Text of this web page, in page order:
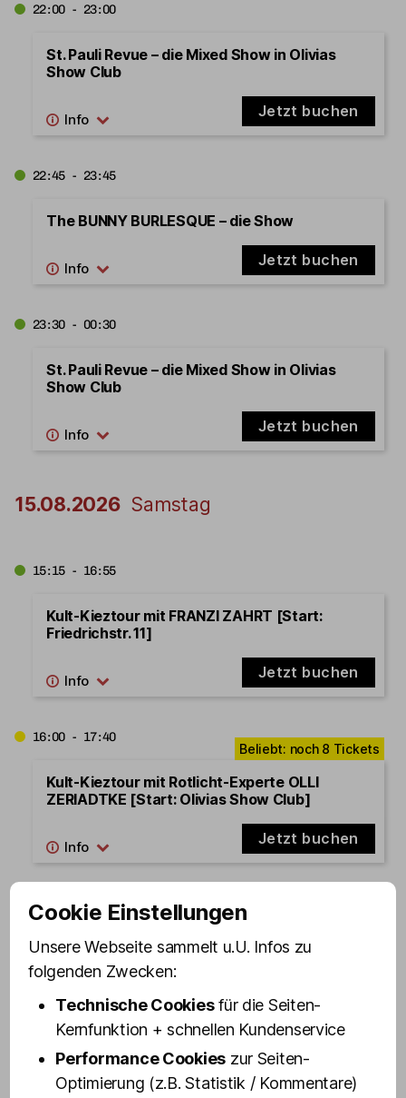
22:00 - 23:00
St. Pauli Revue – die Mixed Show in Olivias
Show Club
Jetzt buchen
22:45 - 23:45
The BUNNY BURLESQUE – die Show
Jetzt buchen
23:30 - 00:30
St. Pauli Revue – die Mixed Show in Olivias
Show Club
Jetzt buchen
15.08.2026 Samstag
15:15 - 16:55
Kult-Kieztour mit FRANZI ZAHRT [Start:
Friedrichstr. 11]
Jetzt buchen
16:00 - 17:40
Kult-Kieztour mit Rotlicht-Experte OLLI
ZERIADTKE [Start: Olivias Show Club]
Jetzt buchen
16:15 - 17:55
Kult-Kieztour BEST OF ST. PAULI [Start:
Schmuckstr. 9] - Wochenende
Jetzt buchen
16:30 - 18:00
Cookie Einstellungen
Unsere Webseite sammelt u.U. Infos zu
folgenden Zwecken:
Technische Cookiesfür die Seiten-
Kernfunktion + schnellen Kundenservice
Performance Cookies zur Seiten-
Optimierung (z.B. Statistik / Kommentare)